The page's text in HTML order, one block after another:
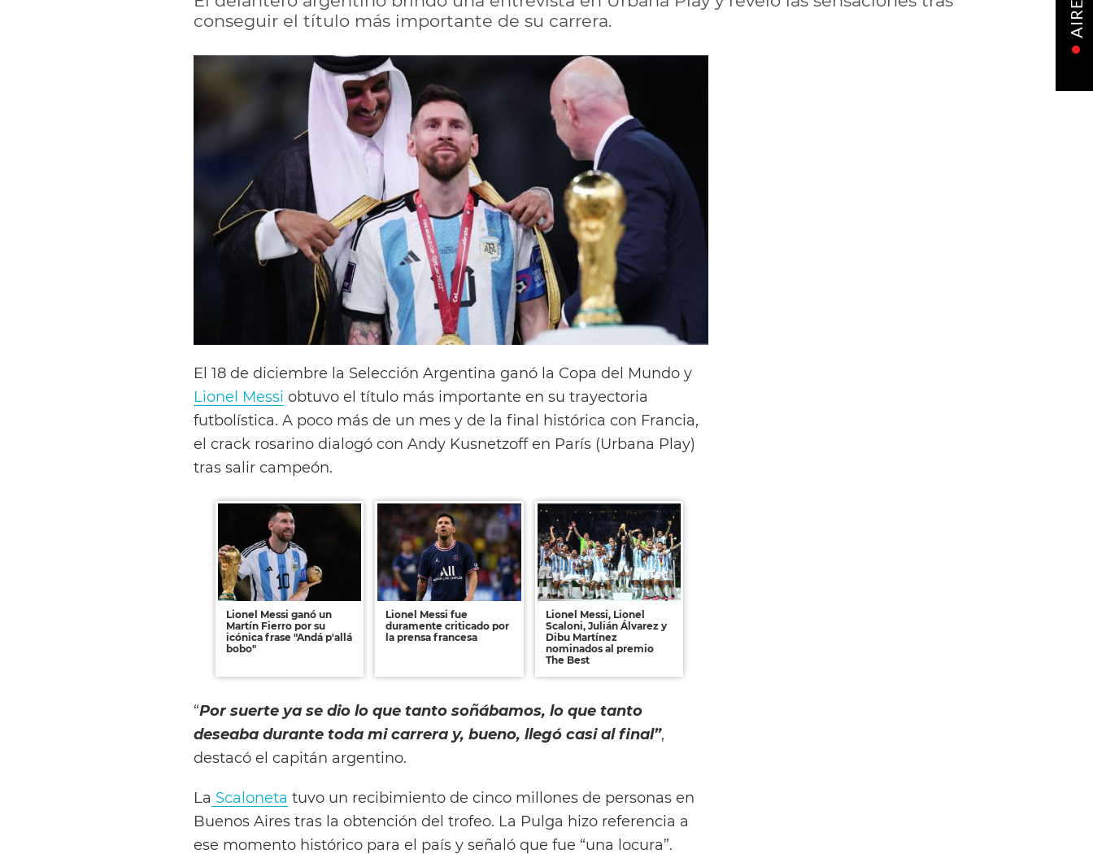
conseguir el título más importante de su carrera.
El 18 de diciembre la Selección Argentina ganó la Copa del Mundo y
Lionel Messi obtuvo el título más importante en su trayectoria
futbolística. A poco más de un mes y de la final histórica con Francia,
el crack rosarino dialogó con Andy Kusnetzoff en París (Urbana Play)
tras salir campeón.
Lionel Messi ganó un
Martín Fierro por su
icónica frase "Andá p'allá
bobo"
Lionel Messi fue
duramente criticado por
la prensa francesa
Lionel Messi, Lionel
Scaloni, Julián Álvarez y
Dibu Martínez
nominados al premio
The Best
“Por suerte ya se dio lo que tanto soñábamos, lo que tanto
deseaba durante toda mi carrera y, bueno, llegó casi al final”,
destacó el capitán argentino.
La Scaloneta tuvo un recibimiento de cinco millones de personas en
Buenos Aires tras la obtención del trofeo. La Pulga hizo referencia a
ese momento histórico para el país y señaló que fue “una locura”.
AIRE